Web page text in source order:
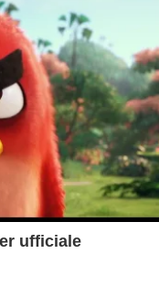
ufficiale